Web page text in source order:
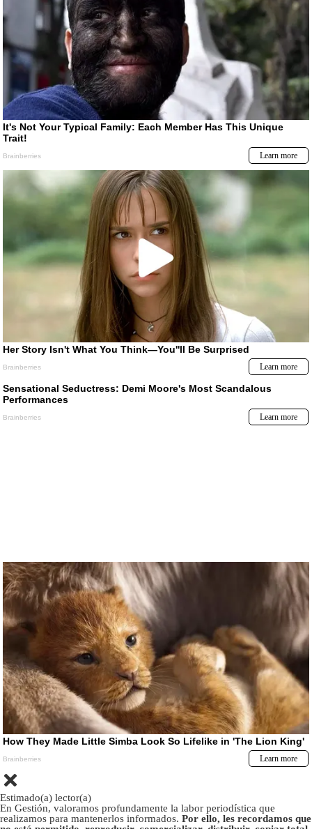
Estimado(a) lector(a)
En Gestión, valoramos profundamente la labor periodística que
realizamos para mantenerlos informados. Por ello, les recordamos que